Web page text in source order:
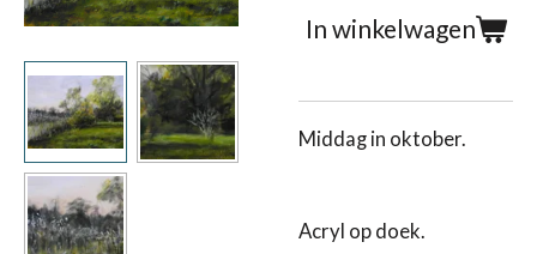
In winkelwagen
Middag in oktober.
Acryl op doek.